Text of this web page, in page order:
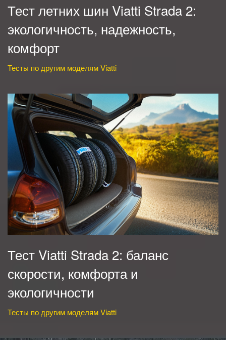
Тест летних шин Viatti Strada 2:
экологичность, надежность,
комфорт
Тесты по другим моделям Viatti
Тест Viatti Strada 2: баланс
скорости, комфорта и
экологичности
Тесты по другим моделям Viatti